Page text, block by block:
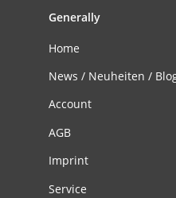
Generally
Home
News / Neuheiten /
Account
AGB
Imprint
Service